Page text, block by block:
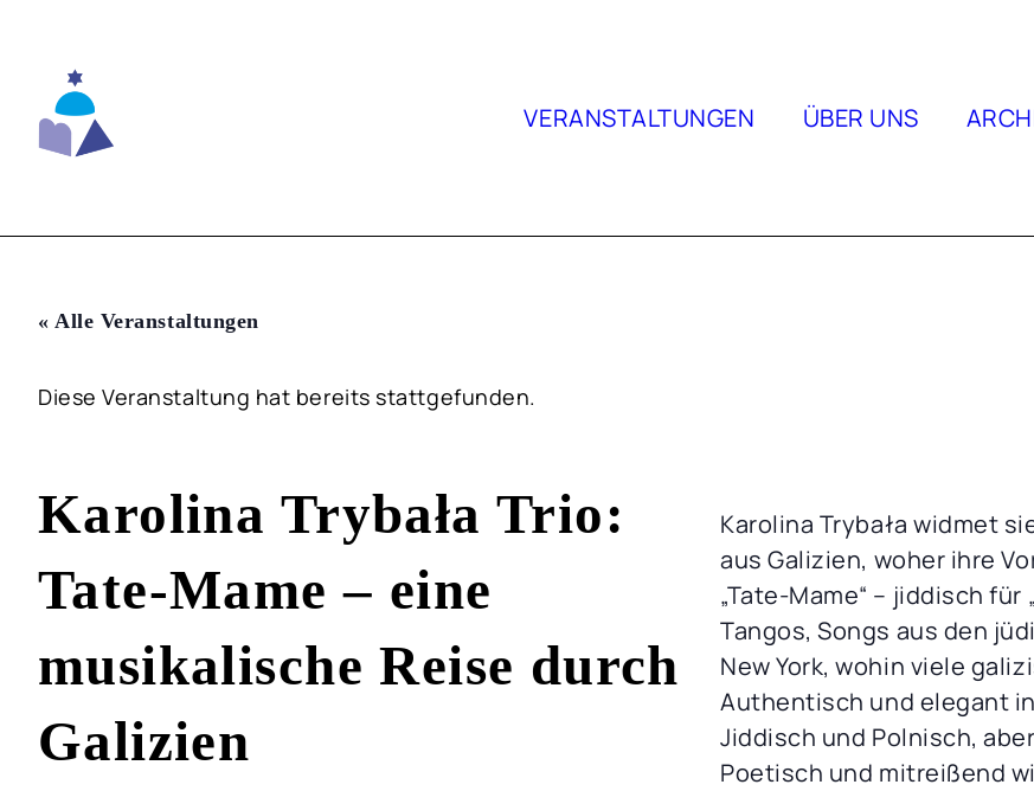
content
VERANSTALTUNGEN ÜBER UNS
« Alle Veranstaltungen
Diese Veranstaltung hat bereits stattgefunden.
Karolina Trybała Trio:
Tate-Mame – eine
musikalische Reise durch
Galizien
Karolina Trybała widmet
aus Galizien, woher ihre
„Tate-Mame“ – jiddisch
Tangos, Songs aus den
New York, wohin viele
Authentisch und elegant
Jiddisch und Polnisch,
Poetisch und mitreißend